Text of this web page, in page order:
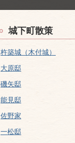
城下町散策
杵築城（木付城）
大原邸
磯矢邸
能見邸
佐野家
一松邸